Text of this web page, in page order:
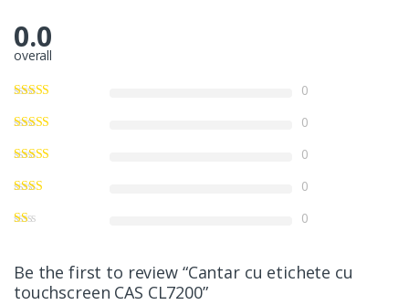
0.0
overall
0
0
0
0
0
Be the first to review “Cantar cu etichete cu
touchscreen CAS CL7200”